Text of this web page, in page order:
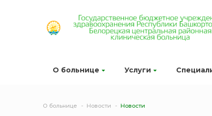
О больнице Услуги
О больнице Новости Новости